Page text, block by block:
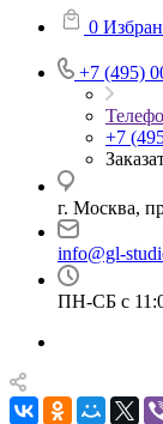
0
+7 (495)
+7
г. Москва,
info@gl-
ПН-СБ с